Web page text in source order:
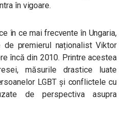
în vigoare.
în ce mai frecvente în Ungaria,
premierul naționalist Viktor
încă din 2010. Printre acestea
măsurile drastice luate
LGBT și conflictele cu
de perspectiva asupra